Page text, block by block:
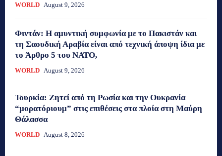
WORLD August 9, 2026
Φιντάν: Η αμυντική συμφωνία με το Πακιστάν και
τη Σαουδική Αραβία είναι από τεχνική άποψη ίδια με
τo Άρθρο 5 του ΝΑΤΟ,
WORLD August 9, 2026
Τουρκία: Ζητεί από τη Ρωσία και την Ουκρανία
“μορατόριουμ” στις επιθέσεις στα πλοία στη Μαύρη
Θάλασσα
WORLD August 8, 2026